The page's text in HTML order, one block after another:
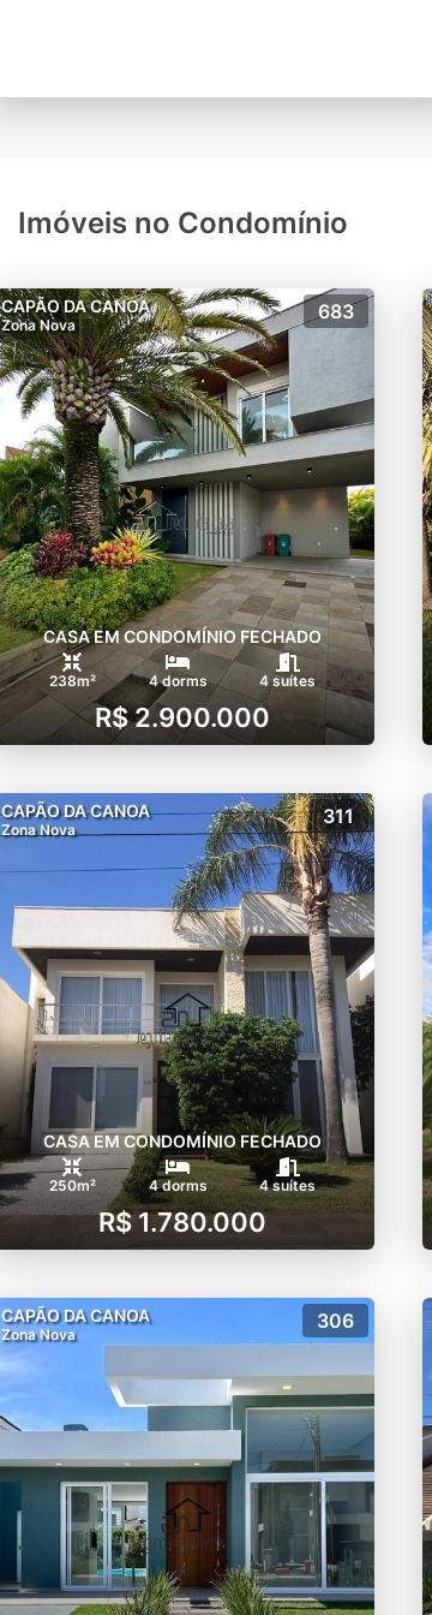
Imóveis no Condomínio
CAPÃO DA CANOA
Zona Nova
683
CASA EM CONDOMÍNIO FECHADO
238m² 4 dorms 4 suítes
R$ 2.900.000
CAPÃO DA CANOA
Zona Nova
311
CASA EM CONDOMÍNIO FECHADO
250m² 4 dorms 4 suítes
R$ 1.780.000
CAPÃO DA CANOA
Zona Nova
306